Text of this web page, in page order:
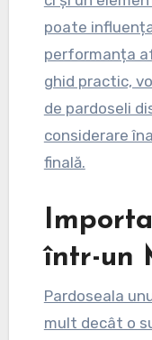
poate
performanța
ghid practic,
de pardoseli
considerare
finală.
într-un
Pardoseala
mult decât o